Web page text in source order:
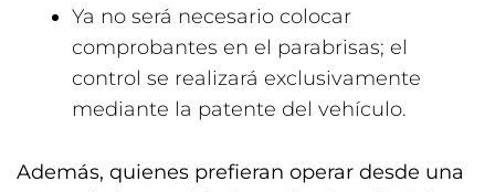
Ya no será necesario colocar
comprobantes en el parabrisas; el
control se realizará exclusivamente
mediante la patente del vehículo.
Además, quienes prefieran operar desde una